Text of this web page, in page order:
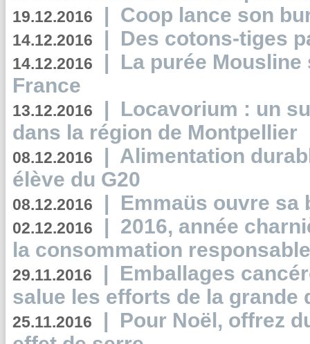
19.12.2016 | Coop lance son
14.12.2016 | Des cotons-tiges
14.12.2016 | La purée
France
13.12.2016 | Locavorium : un
dans la région de Montpellier
08.12.2016 | Alimentation
élève du G20
08.12.2016 | Emmaüs ouvre sa
02.12.2016 | 2016, année
la consommation
29.11.2016 | Emballages
salue les efforts de la grande
25.11.2016 | Pour Noël, offrez